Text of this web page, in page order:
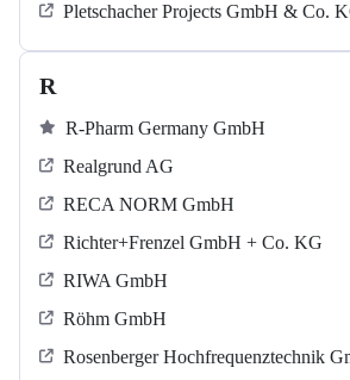
Pletschacher Projects GmbH & Co.
R
R-Pharm Germany GmbH
Realgrund AG
RECA NORM GmbH
Richter+Frenzel GmbH + Co. KG
RIWA GmbH
Röhm GmbH
Rosenberger Hochfrequenztechnik